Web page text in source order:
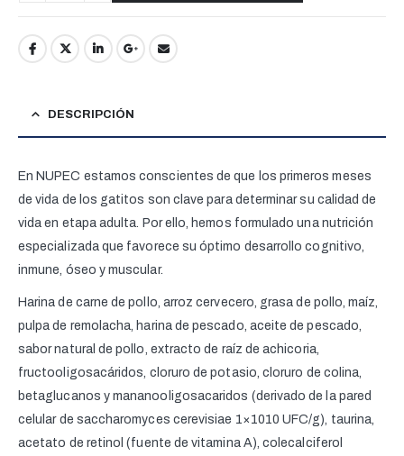
DESCRIPCIÓN
En NUPEC estamos conscientes de que los primeros meses
de vida de los gatitos son clave para determinar su calidad de
vida en etapa adulta. Por ello, hemos formulado una nutrición
especializada que favorece su óptimo desarrollo cognitivo,
inmune, óseo y muscular.
Harina de carne de pollo, arroz cervecero, grasa de pollo, maíz,
pulpa de remolacha, harina de pescado, aceite de pescado,
sabor natural de pollo, extracto de raíz de achicoria,
fructooligosacáridos, cloruro de potasio, cloruro de colina,
betaglucanos y mananooligosacaridos (derivado de la pared
celular de saccharomyces cerevisiae 1×1010 UFC/g), taurina,
acetato de retinol (fuente de vitamina A), colecalciferol